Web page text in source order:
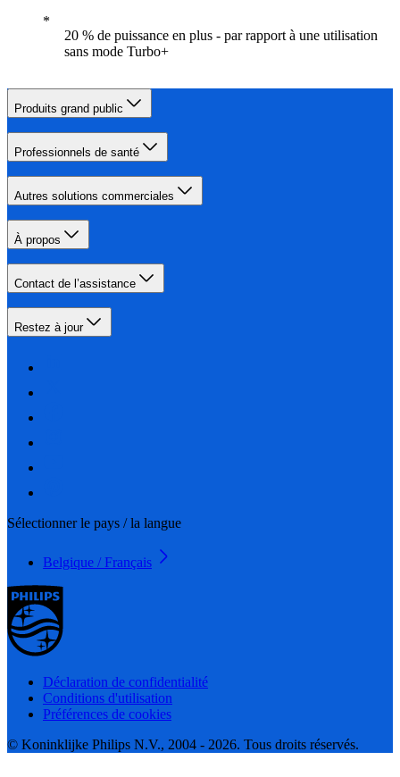
20 % de puissance en plus - par rapport à une utilisation
sans mode Turbo+
Produits grand public
Professionnels de santé
Autres solutions commerciales
À propos
Contact de l’assistance
Restez à jour
Sélectionner le pays / la langue
Belgique / Français
Déclaration de confidentialité
Conditions d'utilisation
Préférences de cookies
© Koninklijke Philips N.V., 2004 - 2026. Tous droits réservés.